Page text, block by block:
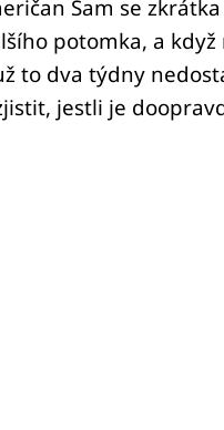
Sam se
potomka, a
to dva týdny
jestli je